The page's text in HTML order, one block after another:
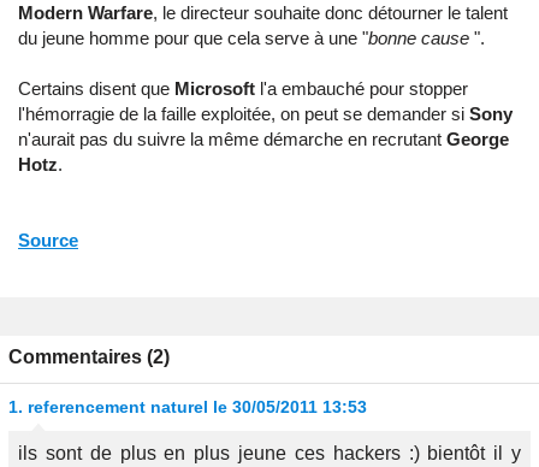
Modern Warfare, le directeur souhaite donc détourner le talent
du jeune homme pour que cela serve à une "bonne cause ".
Certains disent que Microsoft l'a embauché pour stopper
l'hémorragie de la faille exploitée, on peut se demander si Sony
n'aurait pas du suivre la même démarche en recrutant George
Hotz.
Source
Commentaires (2)
1. referencement naturel le 30/05/2011 13:53
ils sont de plus en plus jeune ces hackers :) bientôt il y